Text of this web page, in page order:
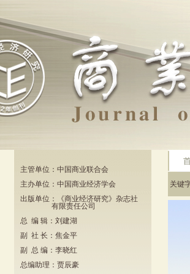
主管单位：中国商业联合会
主办单位：中国商业经济学会
出版单位：《商业经济研究》杂志社
有限责任公司
总 编 辑：刘建湖
副 社 长：焦金平
副 总 编：李晓红
总编助理：贾辰豪
关键